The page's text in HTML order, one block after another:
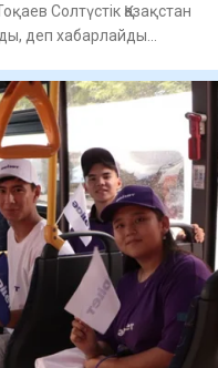
Солтүстік Қазақстан
деп хабарлайды